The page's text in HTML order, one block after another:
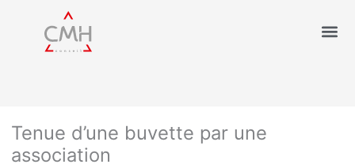
Tenue d’une buvette par une
association